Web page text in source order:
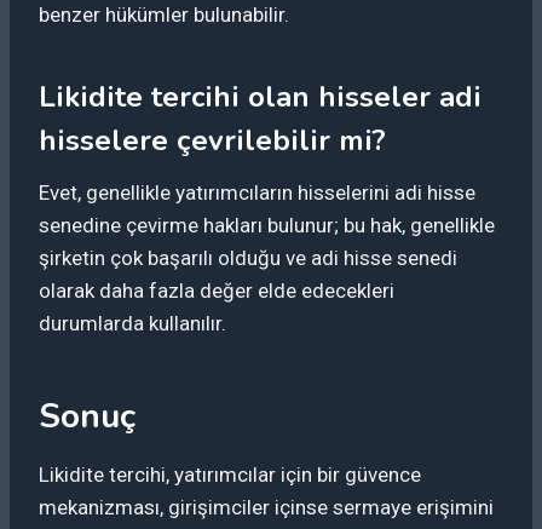
benzer hükümler bulunabilir.
Likidite tercihi olan hisseler adi
hisselere çevrilebilir mi?
Evet, genellikle yatırımcıların hisselerini adi hisse
senedine çevirme hakları bulunur; bu hak, genellikle
şirketin çok başarılı olduğu ve adi hisse senedi
olarak daha fazla değer elde edecekleri
durumlarda kullanılır.
Sonuç
Likidite tercihi, yatırımcılar için bir güvence
mekanizması, girişimciler içinse sermaye erişimini